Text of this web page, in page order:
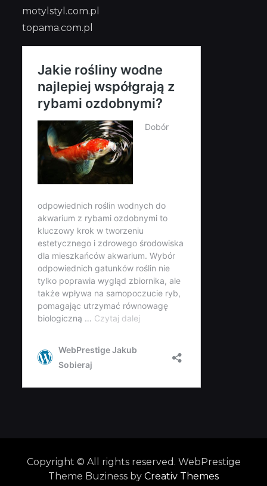
motylstyl.com.pl
topama.com.pl
Copyright © All rights reserved. WebPrestige
Theme Buziness by Creativ Themes